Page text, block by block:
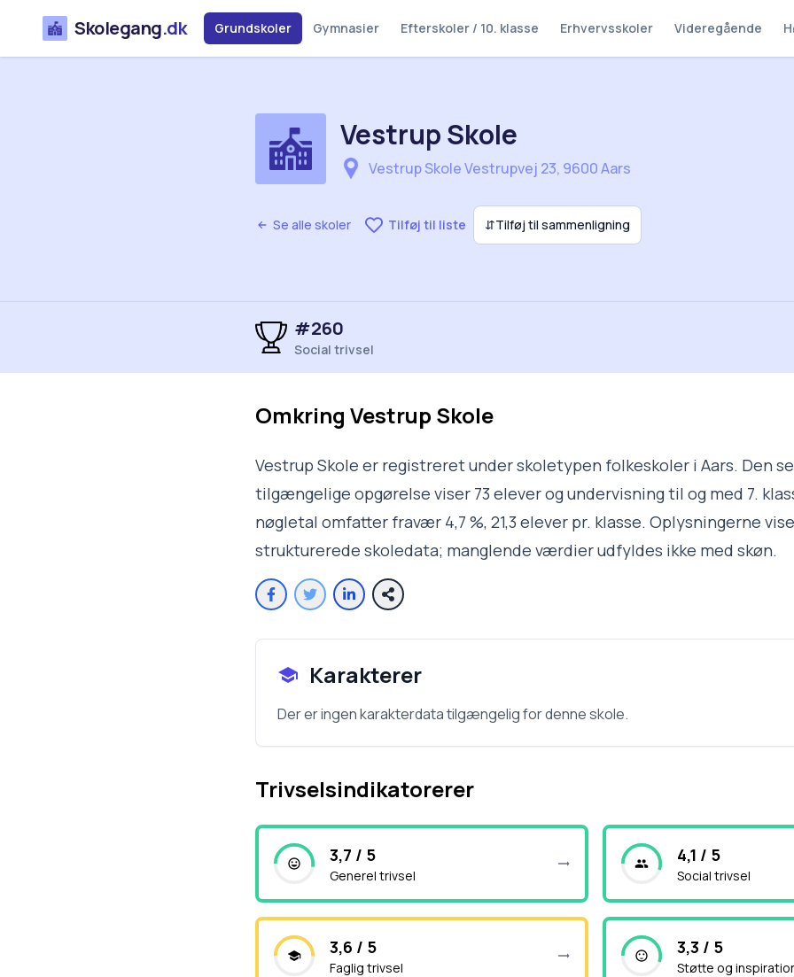
Skolegang.dk Grundskoler Gymnasier Efterskoler / 10. klasse Erhvervsskoler Videregående
Se alle skoler Tilføj til liste ⇵Tilføj til sammenligning
Vestrup Skole
Vestrup Skole Vestrupvej 23, 9600 Aars
#260
Social trivsel
Omkring Vestrup Skole
Vestrup Skole er registreret under skoletypen folkeskoler i Aars. Den
tilgængelige opgørelse viser 73 elever og undervisning til og med 7.
nøgletal omfatter fravær 4,7 %, 21,3 elever pr. klasse. Oplysningerne
strukturerede skoledata; manglende værdier udfyldes ikke med skøn.
Karakterer
Der er ingen karakterdata tilgængelig for denne skole.
Trivselsindikatorerer
3,7 / 5
Generel trivsel
4,1 / 5
Social trivsel
3,6 / 5
Faglig trivsel
3,3 / 5
Støtte og